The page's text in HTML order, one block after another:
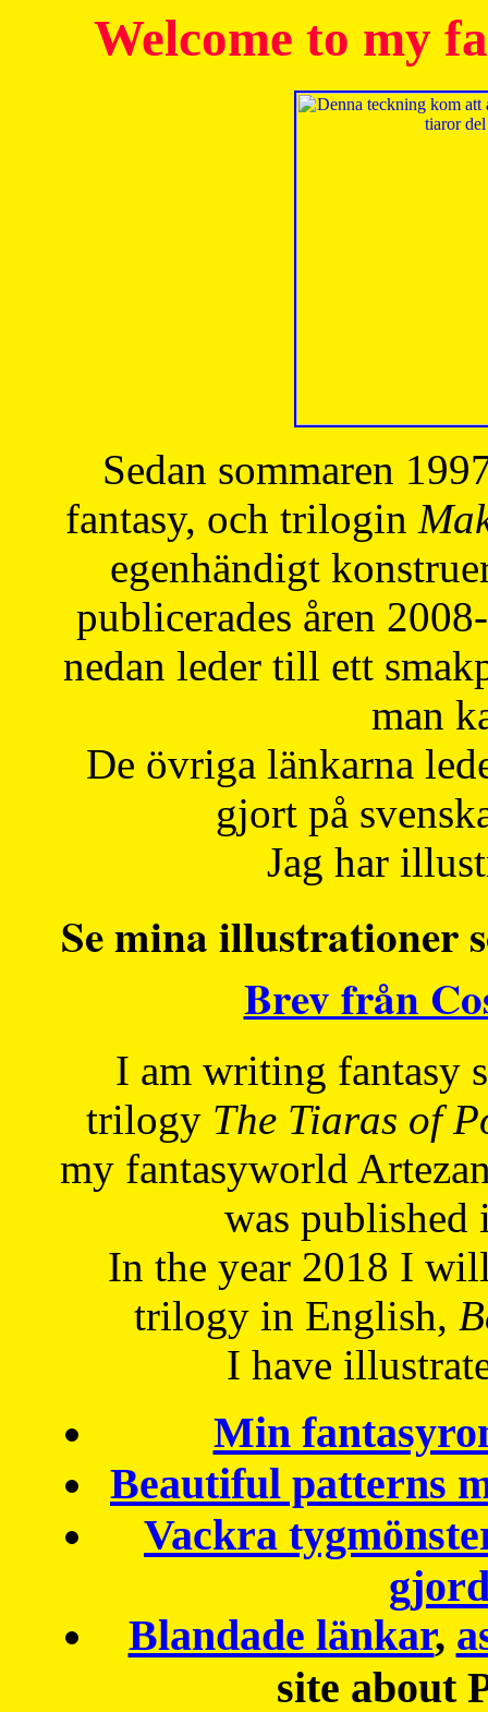
Welcome to my
Sedan sommaren
fantasy, och trilogin
egenhändigt
publicerades åren
nedan leder till ett
man
De övriga länkarna
gjort på
Jag har
Se mina illustrationer
Brev från
I am writing fantasy
trilogy The Tiaras of
my fantasyworld
was published
In the year 2018 I
trilogy in English,
I have
Min
Beautiful patterns
Vackra
Blandade länkar,
site about